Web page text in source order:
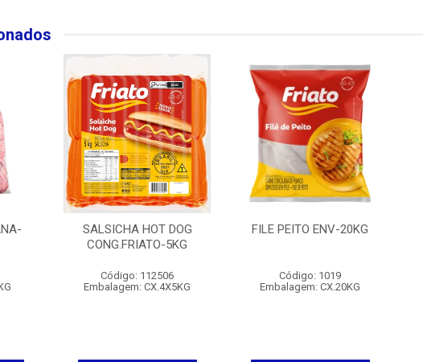
SALSICHA HOT DOG
CONG.FRIATO-5KG
Código: 112506
Embalagem: CX.4X5KG
FILE PEITO ENV-20KG
Código: 1019
Embalagem: CX.20KG